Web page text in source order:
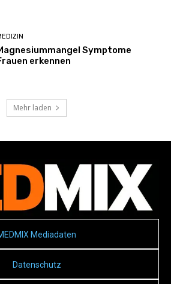
Symptome
erkennen
Mehr laden
Mediadaten
Datenschutz